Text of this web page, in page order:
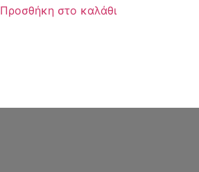
Προσθήκη στο καλάθι